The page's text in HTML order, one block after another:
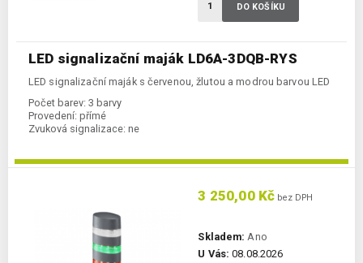
LED signalizační maják LD6A-3DQB-RYS
LED signalizační maják s červenou, žlutou a modrou barvou LED
Počet barev: 3 barvy
Provedení: přímé
Zvuková signalizace: ne
DO KOŠÍKU
3 250,00 Kč bez DPH
Skladem: Ano
U Vás: 08.08.2026